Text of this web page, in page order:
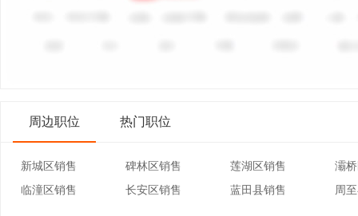
周边职位 热门职位
新城区销售 碑林区销售 莲湖区销售
灞
临潼区销售
长安区销售 蓝田县销售 周